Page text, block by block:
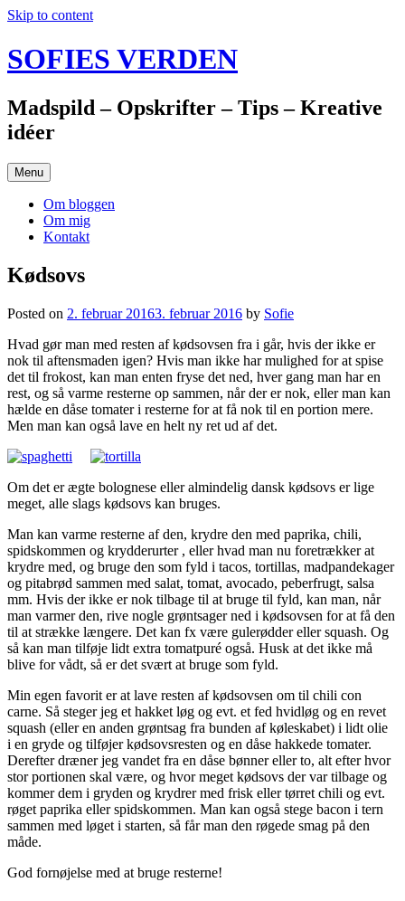
Skip to content
SOFIES VERDEN
Madspild – Opskrifter – Tips – Kreative
idéer
Menu
Om bloggen
Om mig
Kontakt
Kødsovs
Posted on 2. februar 20163. februar 2016 by Sofie
Hvad gør man med resten af kødsovsen fra i går, hvis der ikke er
nok til aftensmaden igen? Hvis man ikke har mulighed for at spise
det til frokost, kan man enten fryse det ned, hver gang man har en
rest, og så varme resterne op sammen, når der er nok, eller man kan
hælde en dåse tomater i resterne for at få nok til en portion mere.
Men man kan også lave en helt ny ret ud af det.
Om det er ægte bolognese eller almindelig dansk kødsovs er lige
meget, alle slags kødsovs kan bruges.
Man kan varme resterne af den, krydre den med paprika, chili,
spidskommen og krydderurter , eller hvad man nu foretrækker at
krydre med, og bruge den som fyld i tacos, tortillas, madpandekager
og pitabrød sammen med salat, tomat, avocado, peberfrugt, salsa
mm. Hvis der ikke er nok tilbage til at bruge til fyld, kan man, når
man varmer den, rive nogle grøntsager ned i kødsovsen for at få den
til at strække længere. Det kan fx være gulerødder eller squash. Og
så kan man tilføje lidt extra tomatpuré også. Husk at det ikke må
blive for vådt, så er det svært at bruge som fyld.
Min egen favorit er at lave resten af kødsovsen om til chili con
carne. Så steger jeg et hakket løg og evt. et fed hvidløg og en revet
squash (eller en anden grøntsag fra bunden af køleskabet) i lidt olie
i en gryde og tilføjer kødsovsresten og en dåse hakkede tomater.
Derefter dræner jeg vandet fra en dåse bønner eller to, alt efter hvor
stor portionen skal være, og hvor meget kødsovs der var tilbage og
kommer dem i gryden og krydrer med frisk eller tørret chili og evt.
røget paprika eller spidskommen. Man kan også stege bacon i tern
sammen med løget i starten, så får man den røgede smag på den
måde.
God fornøjelse med at bruge resterne!